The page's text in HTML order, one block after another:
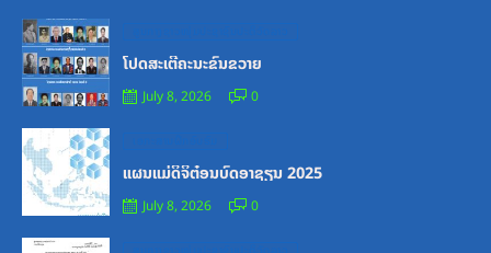
ໂປດສະເຕີ້ຄະນະຂົນຂວາຍ
July 8, 2026 0
ແຜນແມ່ດິຈິຕ໋ອນບົດອາຊຽນ 2025
July 8, 2026 0